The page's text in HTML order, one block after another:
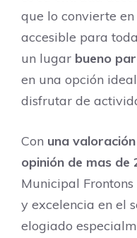
que lo convierte
accesible para
un lugar bueno
en una opción
disfrutar de
Con una
opinión de mas de
Municipal
y excelencia en el
elogiado